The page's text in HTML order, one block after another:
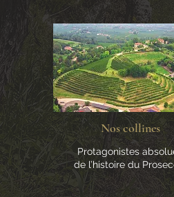
Nos collines
Protagonistes
de l’histoire du